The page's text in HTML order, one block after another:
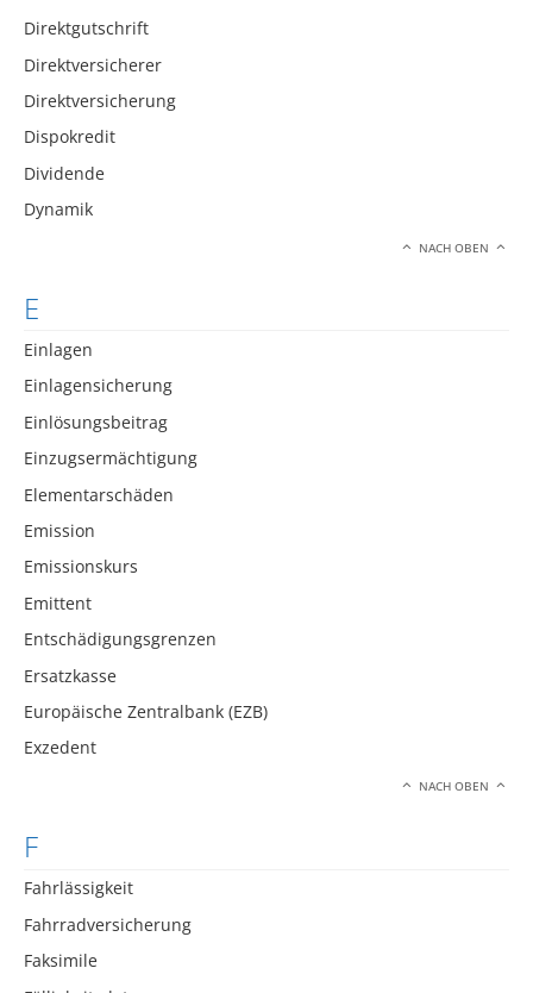
Direktgutschrift
Direktversicherer
Direktversicherung
Dispokredit
Dividende
Dynamik
NACH OBEN
E
Einlagen
Einlagensicherung
Einlösungsbeitrag
Einzugsermächtigung
Elementarschäden
Emission
Emissionskurs
Emittent
Entschädigungsgrenzen
Ersatzkasse
Europäische Zentralbank (EZB)
Exzedent
NACH OBEN
F
Fahrlässigkeit
Fahrradversicherung
Faksimile